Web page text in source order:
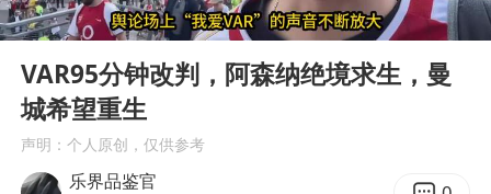
浙江台州《告全体市民书》
网约车司机充电时猝死保险拒赔
郑丽文：台湾从来没有“独立”过
Play
00:00 01:42
VAR95分钟改判，阿森纳绝境求生，曼
城希望重生
声明：个人原创，仅供参考
乐界品鉴官